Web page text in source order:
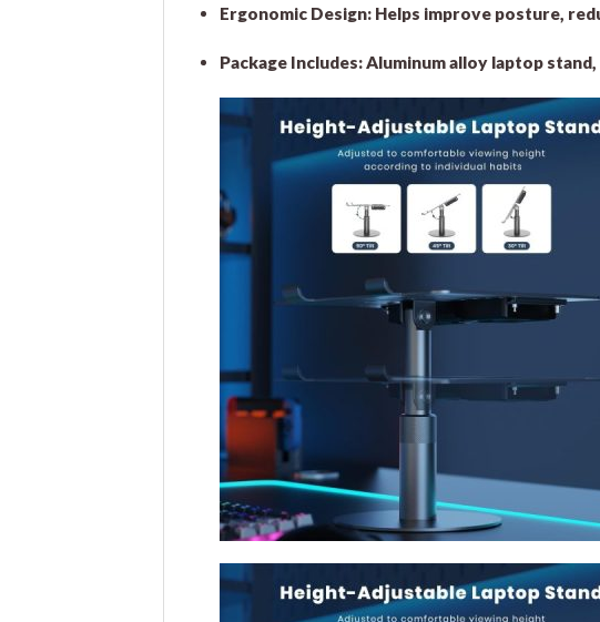
Ergonomic Design: Helps improve posture,
Package Includes: Aluminum alloy laptop